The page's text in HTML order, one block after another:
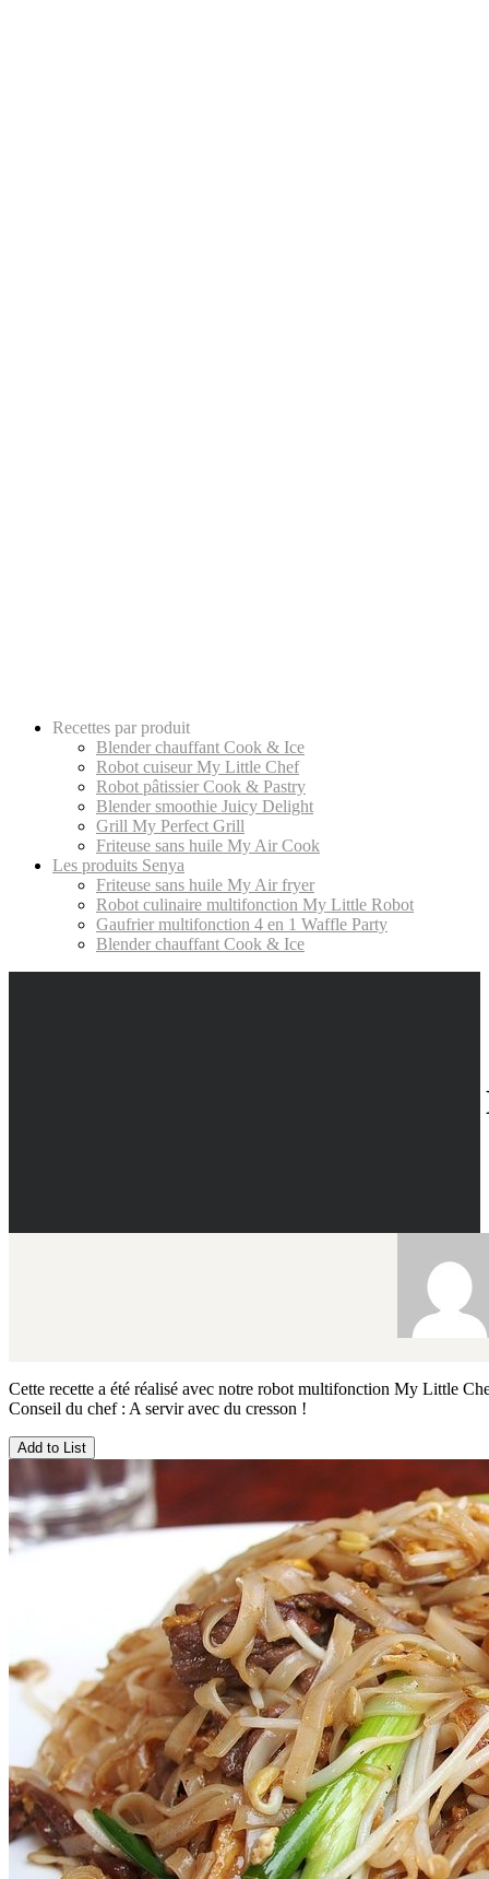
Recettes par produit
Blender chauffant Cook & Ice
Robot cuiseur My Little Chef
Robot pâtissier Cook & Pastry
Blender smoothie Juicy Delight
Grill My Perfect Grill
Friteuse sans huile My Air Cook
Les produits Senya
Friteuse sans huile My Air fryer
Robot culinaire multifonction My Little Robot
Gaufrier multifonction 4 en 1 Waffle Party
Blender chauffant Cook & Ice
Cette recette a été réalisé avec notre robot multifonction My Little
Conseil du chef : A servir avec du cresson !
Add to List